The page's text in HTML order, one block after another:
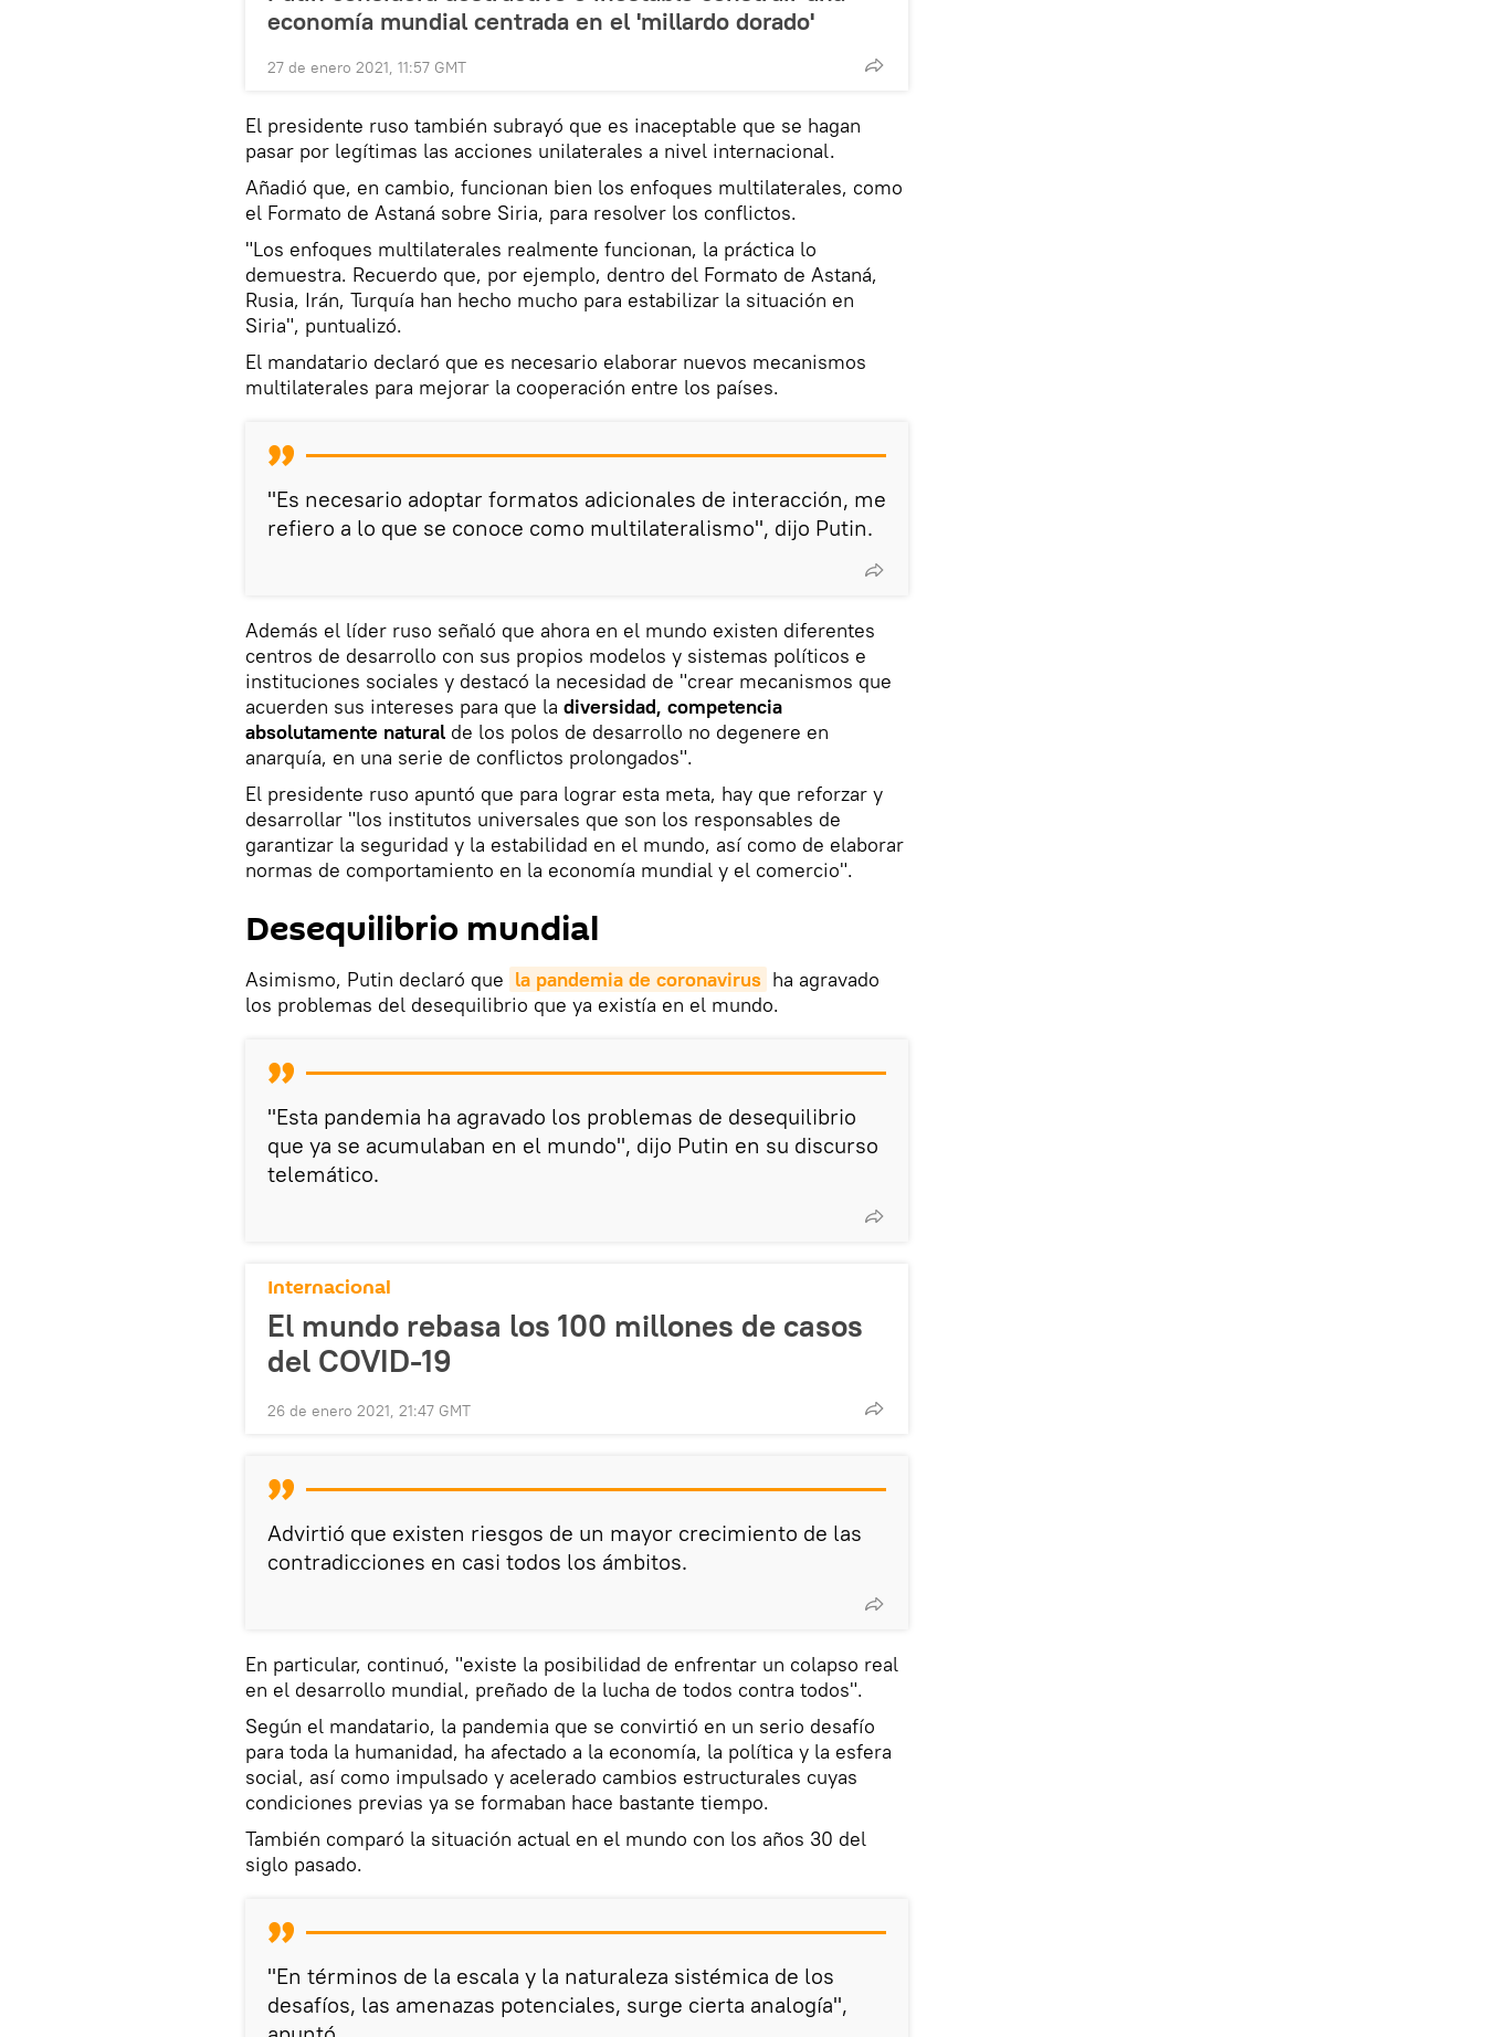
economía mundial centrada en el 'millardo dorado'
27 de enero 2021, 11:57 GMT
El presidente ruso también subrayó que es inaceptable que se hagan
pasar por legítimas las acciones unilaterales a nivel internacional.
Añadió que, en cambio, funcionan bien los enfoques multilaterales, como
el Formato de Astaná sobre Siria, para resolver los conflictos.
"Los enfoques multilaterales realmente funcionan, la práctica lo
demuestra. Recuerdo que, por ejemplo, dentro del Formato de Astaná,
Rusia, Irán, Turquía han hecho mucho para estabilizar la situación en
Siria", puntualizó.
El mandatario declaró que es necesario elaborar nuevos mecanismos
multilaterales para mejorar la cooperación entre los países.
"Es necesario adoptar formatos adicionales de interacción, me
refiero a lo que se conoce como multilateralismo", dijo Putin.
Además el líder ruso señaló que ahora en el mundo existen diferentes
centros de desarrollo con sus propios modelos y sistemas políticos e
instituciones sociales y destacó la necesidad de "crear mecanismos que
acuerden sus intereses para que la diversidad, competencia
absolutamente natural de los polos de desarrollo no degenere en
anarquía, en una serie de conflictos prolongados".
El presidente ruso apuntó que para lograr esta meta, hay que reforzar y
desarrollar "los institutos universales que son los responsables de
garantizar la seguridad y la estabilidad en el mundo, así como de elaborar
normas de comportamiento en la economía mundial y el comercio".
Desequilibrio mundial
Asimismo, Putin declaró que la pandemia de coronavirus ha agravado
los problemas del desequilibrio que ya existía en el mundo.
"Esta pandemia ha agravado los problemas de desequilibrio
que ya se acumulaban en el mundo", dijo Putin en su discurso
telemático.
Internacional
El mundo rebasa los 100 millones de casos
del COVID-19
26 de enero 2021, 21:47 GMT
Advirtió que existen riesgos de un mayor crecimiento de las
contradicciones en casi todos los ámbitos.
En particular, continuó, "existe la posibilidad de enfrentar un colapso real
en el desarrollo mundial, preñado de la lucha de todos contra todos".
Según el mandatario, la pandemia que se convirtió en un serio desafío
para toda la humanidad, ha afectado a la economía, la política y la esfera
social, así como impulsado y acelerado cambios estructurales cuyas
condiciones previas ya se formaban hace bastante tiempo.
También comparó la situación actual en el mundo con los años 30 del
siglo pasado.
"En términos de la escala y la naturaleza sistémica de los
desafíos, las amenazas potenciales, surge cierta analogía",